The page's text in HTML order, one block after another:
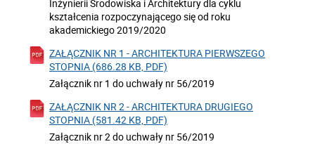
Inżynierii Środowiska i Architektury dla cyklu
kształcenia rozpoczynającego się od roku
akademickiego 2019/2020
ZAŁĄCZNIK NR 1 - ARCHITEKTURA PIERWSZEGO
STOPNIA (686.28 KB, PDF)
Załącznik nr 1 do uchwały nr 56/2019
ZAŁĄCZNIK NR 2 - ARCHITEKTURA DRUGIEGO
STOPNIA (581.42 KB, PDF)
Załącznik nr 2 do uchwały nr 56/2019